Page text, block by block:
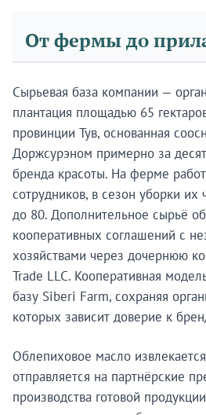
От фермы до
Сырьевая база компании —
плантация площадью 65
провинции Тув, основанная
Доржсурэном примерно за
бренда красоты. На ферме
сотрудников, в сезон уборки их
до 80. Дополнительное сырьё
кооперативных соглашений с
хозяйствами через дочернюю
Trade LLC. Кооперативная
базу Siberi Farm, сохраняя
которых зависит доверие к
Облепиховое масло
отправляется на партнёрские
производства готовой